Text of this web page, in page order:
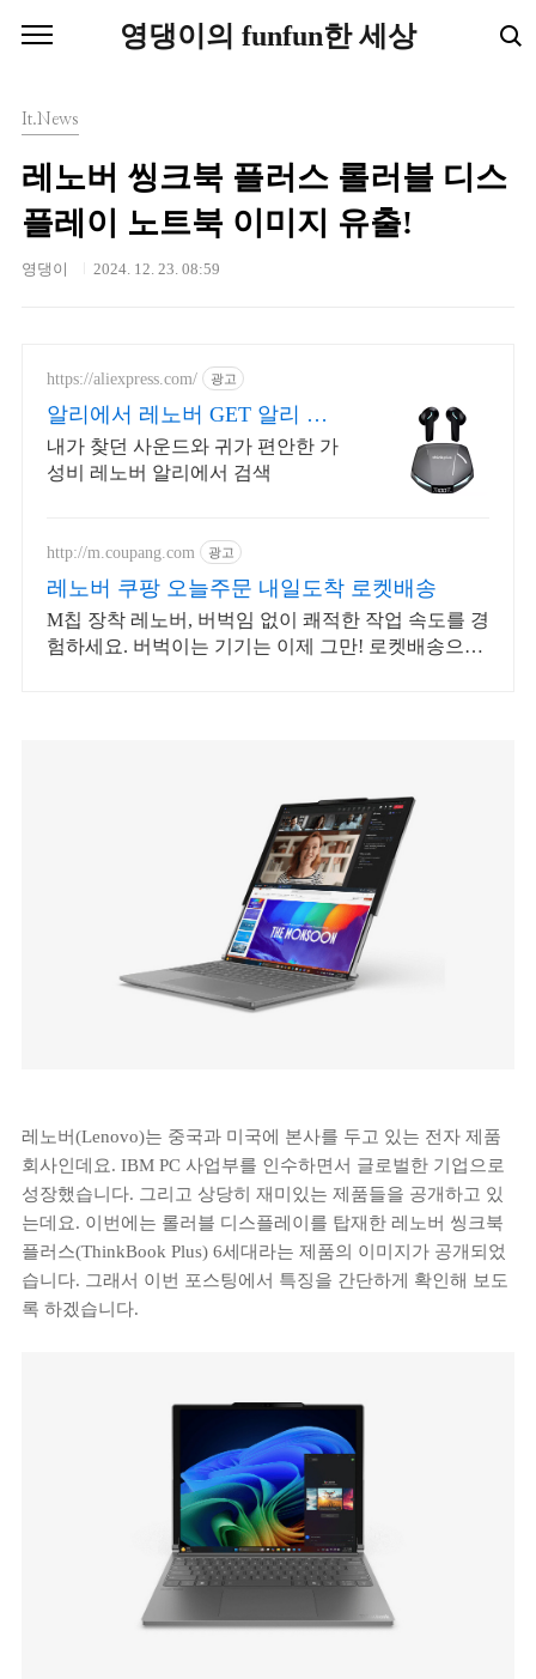
영댕이의 funfun한 세상
It.News
레노버 씽크북 플러스 롤러블 디스
플레이 노트북 이미지 유출!
영댕이 2024. 12. 23. 08:59
https://aliexpress.com/ 광고
알리에서 레노버 GET 알리 초
특가 레노버이어폰
내가 찾던 사운드와 귀가 편안한 가
성비 레노버 알리에서 검색
http://m.coupang.com 광고
레노버 쿠팡 오늘주문 내일도착 로켓배송
M칩 장착 레노버, 버벅임 없이 쾌적한 작업 속도를 경
험하세요. 버벅이는 기기는 이제 그만! 로켓배송으로
레노버(Lenovo)는 중국과 미국에 본사를 두고 있는 전자 제품
회사인데요. IBM PC 사업부를 인수하면서 글로벌한 기업으로
성장했습니다. 그리고 상당히 재미있는 제품들을 공개하고 있
는데요. 이번에는 롤러블 디스플레이를 탑재한 레노버 씽크북
플러스(ThinkBook Plus) 6세대라는 제품의 이미지가 공개되었
습니다. 그래서 이번 포스팅에서 특징을 간단하게 확인해 보도
록 하겠습니다.